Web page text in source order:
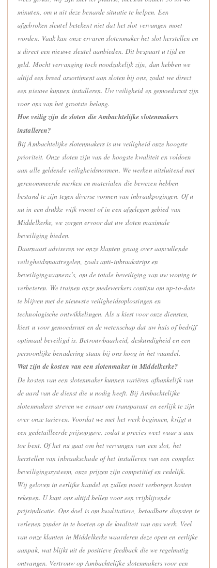
minuten, om u uit deze benarde situatie te helpen. Een
afgebroken sleutel betekent niet dat het slot vervangen moet
worden. Vaak kan onze ervaren slotenmaker het slot herstellen en
u direct een nieuwe sleutel aanbieden. Dit bespaart u tijd en
geld. Mocht vervanging toch noodzakelijk zijn, dan hebben we
altijd een breed assortiment aan sloten bij ons, zodat we direct
een nieuwe kunnen installeren. Uw veiligheid en gemoedsrust zijn
voor ons van het grootste belang.
Hoe veilig zijn de sloten die Ambachtelijke slotenmakers
installeren?
Bij Ambachtelijke slotenmakers is uw veiligheid onze hoogste
prioriteit. Onze sloten zijn van de hoogste kwaliteit en voldoen
aan alle geldende veiligheidsnormen. We werken uitsluitend met
gerenommeerde merken en materialen die bewezen hebben
bestand te zijn tegen diverse vormen van inbraakpogingen. Of u
nu in een drukke wijk woont of in een afgelegen gebied van
Middelkerke, we zorgen ervoor dat uw sloten maximale
beveiliging bieden.
Daarnaast adviseren we onze klanten graag over aanvullende
veiligheidsmaatregelen, zoals anti-inbraakstrips en
beveiligingscamera’s, om de totale beveiliging van uw woning te
verbeteren. We trainen onze medewerkers continu om up-to-date
te blijven met de nieuwste veiligheidsoplossingen en
technologische ontwikkelingen. Als u kiest voor onze diensten,
kiest u voor gemoedsrust en de wetenschap dat uw huis of bedrijf
optimaal beveiligd is. Betrouwbaarheid, deskundigheid en een
persoonlijke benadering staan bij ons hoog in het vaandel.
Wat zijn de kosten van een slotenmaker in Middelkerke?
De kosten van een slotenmaker kunnen variëren afhankelijk van
de aard van de dienst die u nodig heeft. Bij Ambachtelijke
slotenmakers streven we ernaar om transparant en eerlijk te zijn
over onze tarieven. Voordat we met het werk beginnen, krijgt u
een gedetailleerde prijsopgave, zodat u precies weet waar u aan
toe bent. Of het nu gaat om het vervangen van een slot, het
herstellen van inbraakschade of het installeren van een complex
beveiligingssysteem, onze prijzen zijn competitief en redelijk.
Wij geloven in eerlijke handel en zullen nooit verborgen kosten
rekenen. U kunt ons altijd bellen voor een vrijblijvende
prijsindicatie. Ons doel is om kwalitatieve, betaalbare diensten te
verlenen zonder in te boeten op de kwaliteit van ons werk. Veel
van onze klanten in Middelkerke waarderen deze open en eerlijke
aanpak, wat blijkt uit de positieve feedback die we regelmatig
ontvangen. Vertrouw op Ambachtelijke slotenmakers voor een